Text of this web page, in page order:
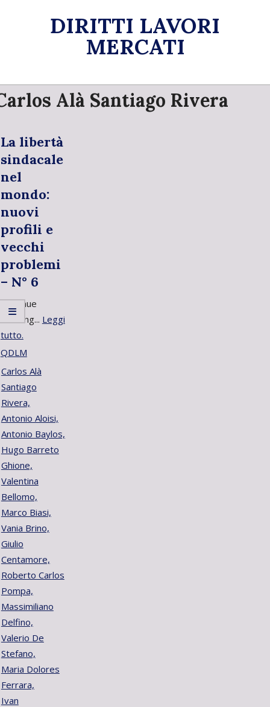
DIRITTI LAVORI
MERCATI
Primary
Navigation
Alà Santiago Rivera
La libertà
sindacale
nel
mondo:
nuovi
profili e
vecchi
problemi
– N° 6
Continue
Reading... Leggi
tutto.
QDLM
Carlos Alà
Santiago
Rivera,
Antonio Aloisi,
Antonio Baylos,
Hugo Barreto
Ghione,
Valentina
Bellomo,
Marco Biasi,
Vania Brino,
Giulio
Centamore,
Roberto Carlos
Pompa,
Massimiliano
Delfino,
Valerio De
Stefano,
Maria Dolores
Ferrara,
Ivan